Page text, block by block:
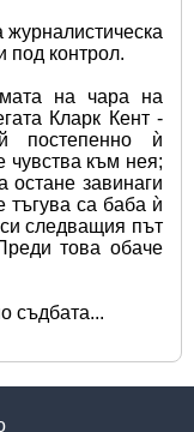
под контрол.
на чара на
Кларк Кент -
постепенно ѝ
чувства към нея;
остане завинаги
тъгува са баба ѝ
следващия път
това обаче
съдбата...